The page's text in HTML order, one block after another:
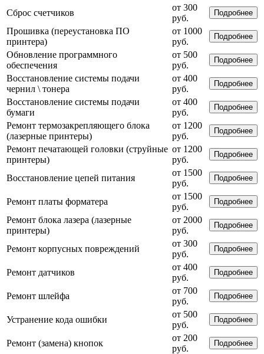
Сброс счетчиков
от 300
руб.
Подробнее
Прошивка (переустановка ПО
принтера)
от 1000
руб.
Подробнее
Обновление программного
обеспечения
от 500
руб.
Подробнее
Восстановление системы подачи
чернил \ тонера
от 400
руб.
Подробнее
Восстановление системы подачи
бумаги
от 400
руб.
Подробнее
Ремонт термозакрепляющего блока
(лазерные принтеры)
от 1200
руб.
Подробнее
Ремонт печатающей головки (струйные
принтеры)
от 1200
руб.
Подробнее
Восстановление цепей питания
от 1500
руб.
Подробнее
Ремонт платы форматера
от 1500
руб.
Подробнее
Ремонт блока лазера (лазерные
принтеры)
от 2000
руб.
Подробнее
Ремонт корпусных повреждений
от 300
руб.
Подробнее
Ремонт датчиков
от 400
руб.
Подробнее
Ремонт шлейфа
от 700
руб.
Подробнее
Устранение кода ошибки
от 500
руб.
Подробнее
Ремонт (замена) кнопок
от 200
руб.
Подробнее